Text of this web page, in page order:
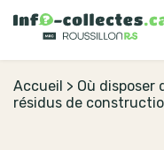
Accueil > Où disposer
résidus de